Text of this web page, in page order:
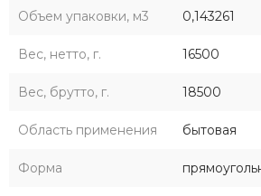
Объем упаковки, м3 0,143261
Вес, нетто, г. 16500
Вес, брутто, г. 18500
Область применения бытовая
Форма